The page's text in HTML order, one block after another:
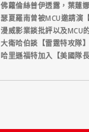
佛蘿倫絲普伊透露，葉蓮
瑟夏羅南曾被MCU邀請演
漫威影業談批評以及MCU
大衛哈伯談【雷霆特攻隊】
哈里遜福特加入【美國隊長